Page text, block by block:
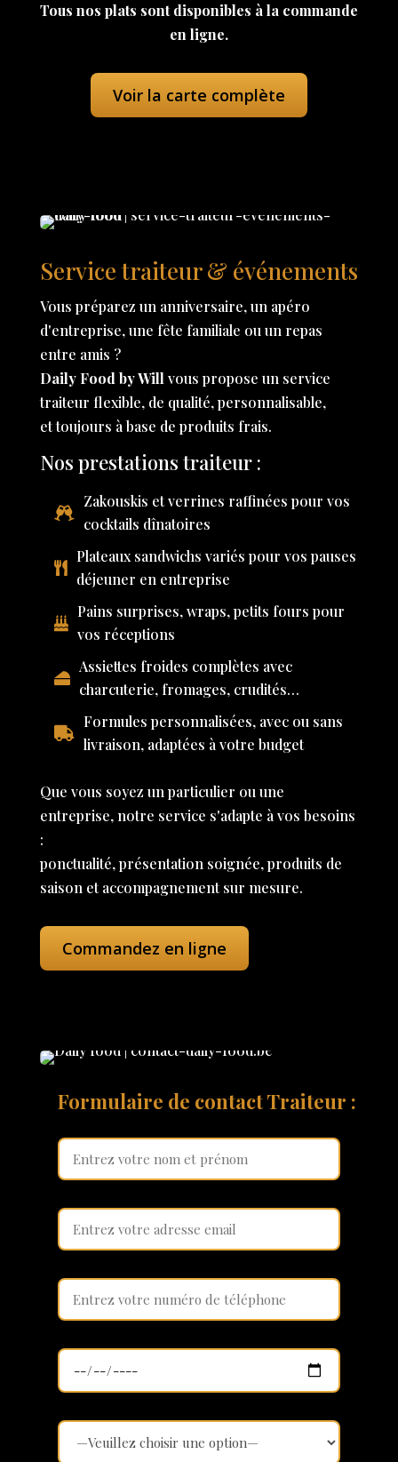
Tous nos plats sont disponibles à la commande
en ligne.
Voir la carte complète
Service traiteur & événements
Vous préparez un anniversaire, un apéro
d'entreprise, une fête familiale ou un repas
entre amis ?
Daily Food by Will vous propose un service
traiteur flexible, de qualité, personnalisable,
et toujours à base de produits frais.
Nos prestations traiteur :
Zakouskis et verrines raffinées pour vos
cocktails dînatoires
Plateaux sandwichs variés pour vos pauses
déjeuner en entreprise
Pains surprises, wraps, petits fours pour
vos réceptions
Assiettes froides complètes avec
charcuterie, fromages, crudités…
Formules personnalisées, avec ou sans
livraison, adaptées à votre budget
Que vous soyez un particulier ou une
entreprise, notre service s'adapte à vos besoins
:
ponctualité, présentation soignée, produits de
saison et accompagnement sur mesure.
Commandez en ligne
Formulaire de contact Traiteur :